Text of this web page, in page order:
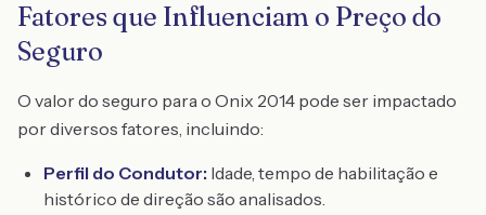
Fatores que Influenciam o Preço do
Seguro
O valor do seguro para o Onix 2014 pode ser impactado
por diversos fatores, incluindo:
Perfil do Condutor: Idade, tempo de habilitação e
histórico de direção são analisados.